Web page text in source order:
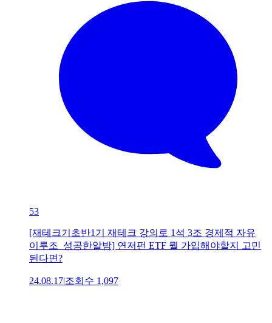
53
[재테크기초반1기 재테크 강의로 1석 3조 경제적 자유
이루조_성공한알밤] 연저펀 ETF 뭘 가입해야할지 고민
된다면?
24.08.17|조회수 1,097